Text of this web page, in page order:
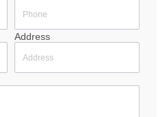
Address